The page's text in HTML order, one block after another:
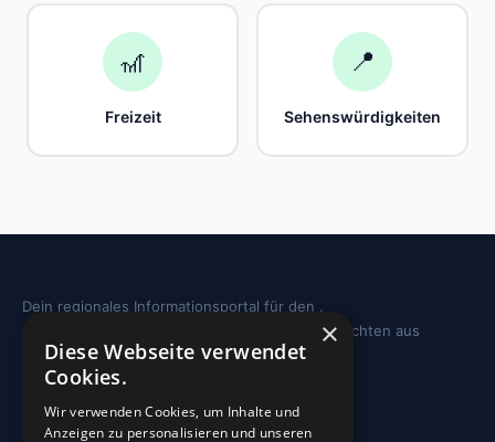
🎢
Freizeit
📍
Sehenswürdigkeiten
Dein regionales Informationsportal für den .
Sehenswürdigkeiten, Ausflugstipps und Geschichten aus
deiner Region.
REGION
×
Diese Webseite verwendet
Cookies.
Wir verwenden Cookies, um Inhalte und
Anzeigen zu personalisieren und unseren